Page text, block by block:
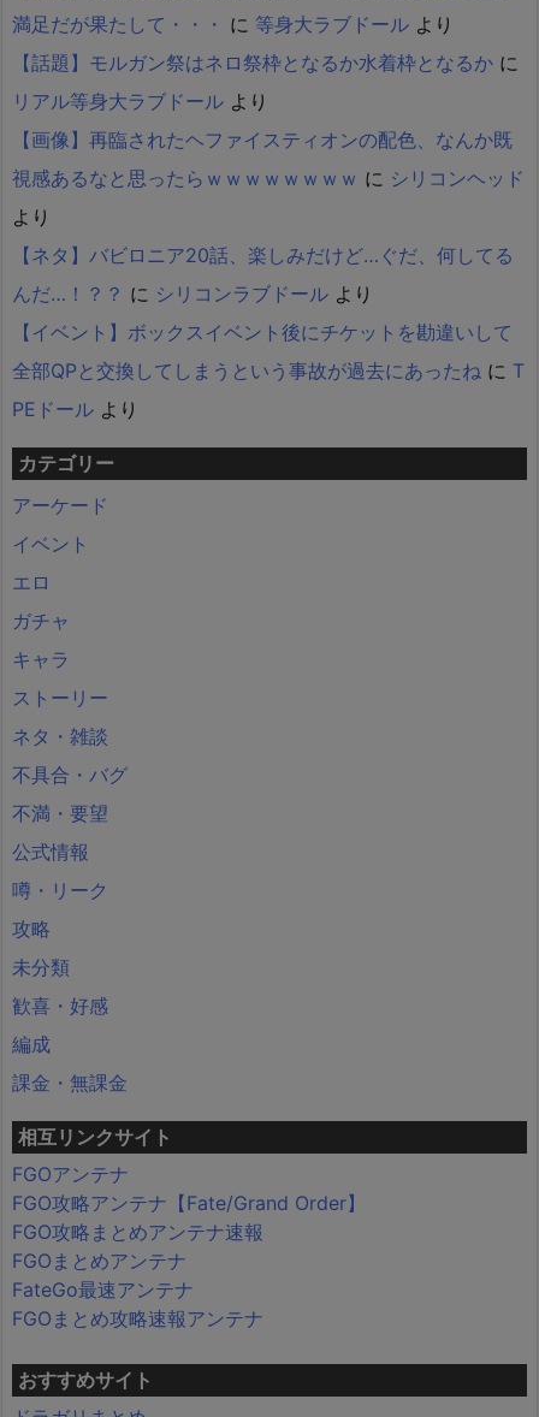
満足だが果たして・・・ に 等身大ラブドール より
【話題】モルガン祭はネロ祭枠となるか水着枠となるか に
リアル等身大ラブドール より
【画像】再臨されたヘファイスティオンの配色、なんか既
視感あるなと思ったらｗｗｗｗｗｗｗｗ に シリコンヘッド
より
【ネタ】バビロニア20話、楽しみだけど…ぐだ、何してる
んだ…！？？ に シリコンラブドール より
【イベント】ボックスイベント後にチケットを勘違いして
全部QPと交換してしまうという事故が過去にあったね に T
PEドール より
カテゴリー
アーケード
イベント
エロ
ガチャ
キャラ
ストーリー
ネタ・雑談
不具合・バグ
不満・要望
公式情報
噂・リーク
攻略
未分類
歓喜・好感
編成
課金・無課金
相互リンクサイト
FGOアンテナ
FGO攻略アンテナ【Fate/Grand Order】
FGO攻略まとめアンテナ速報
FGOまとめアンテナ
FateGo最速アンテナ
FGOまとめ攻略速報アンテナ
おすすめサイト